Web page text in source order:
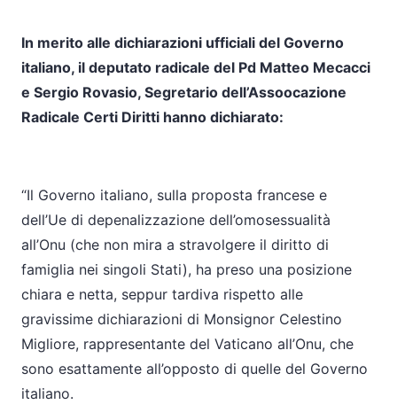
In merito alle dichiarazioni ufficiali del Governo
italiano, il deputato radicale del Pd Matteo Mecacci
e Sergio Rovasio, Segretario dell’Assoocazione
Radicale Certi Diritti hanno dichiarato:
“Il Governo italiano, sulla proposta francese e
dell’Ue di depenalizzazione dell’omosessualità
all’Onu (che non mira a stravolgere il diritto di
famiglia nei singoli Stati), ha preso una posizione
chiara e netta, seppur tardiva rispetto alle
gravissime dichiarazioni di Monsignor Celestino
Migliore, rappresentante del Vaticano all’Onu, che
sono esattamente all’opposto di quelle del Governo
italiano.